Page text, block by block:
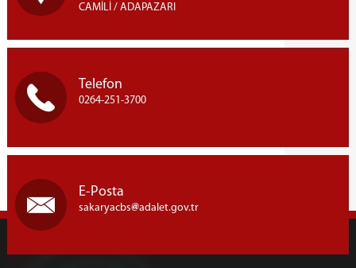
CAMİLİ / ADAPAZARI
Telefon
0264-251-3700
E-Posta
sakaryacbs adalet.gov.tr